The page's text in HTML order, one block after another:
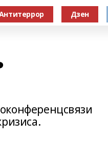
Дзен